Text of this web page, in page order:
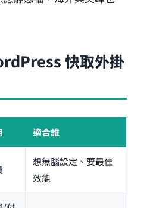
快取外掛
適合誰
想無腦設定、要最佳
效能